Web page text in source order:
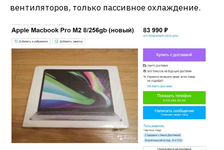
вентиляторов, только пассивное охлаждение.